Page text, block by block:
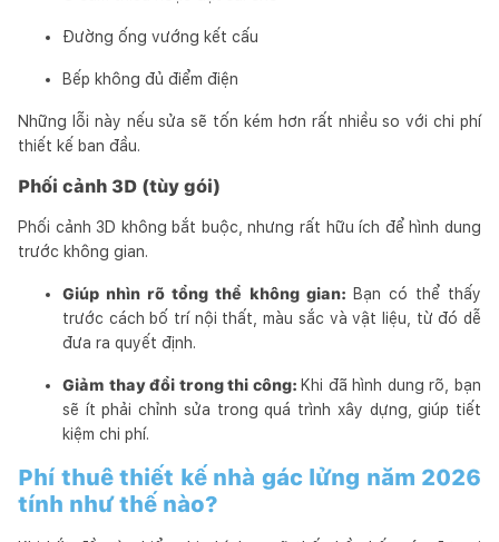
Đường ống vướng kết cấu
Bếp không đủ điểm điện
Những lỗi này nếu sửa sẽ tốn kém hơn rất nhiều so với chi phí
thiết kế ban đầu.
Phối cảnh 3D (tùy gói)
Phối cảnh 3D không bắt buộc, nhưng rất hữu ích để hình dung
trước không gian.
Giúp nhìn rõ tổng thể không gian: Bạn có thể thấy
trước cách bố trí nội thất, màu sắc và vật liệu, từ đó dễ
đưa ra quyết định.
Giảm thay đổi trong thi công: Khi đã hình dung rõ, bạn
sẽ ít phải chỉnh sửa trong quá trình xây dựng, giúp tiết
kiệm chi phí.
Phí thuê thiết kế nhà gác lửng năm 2026
tính như thế nào?